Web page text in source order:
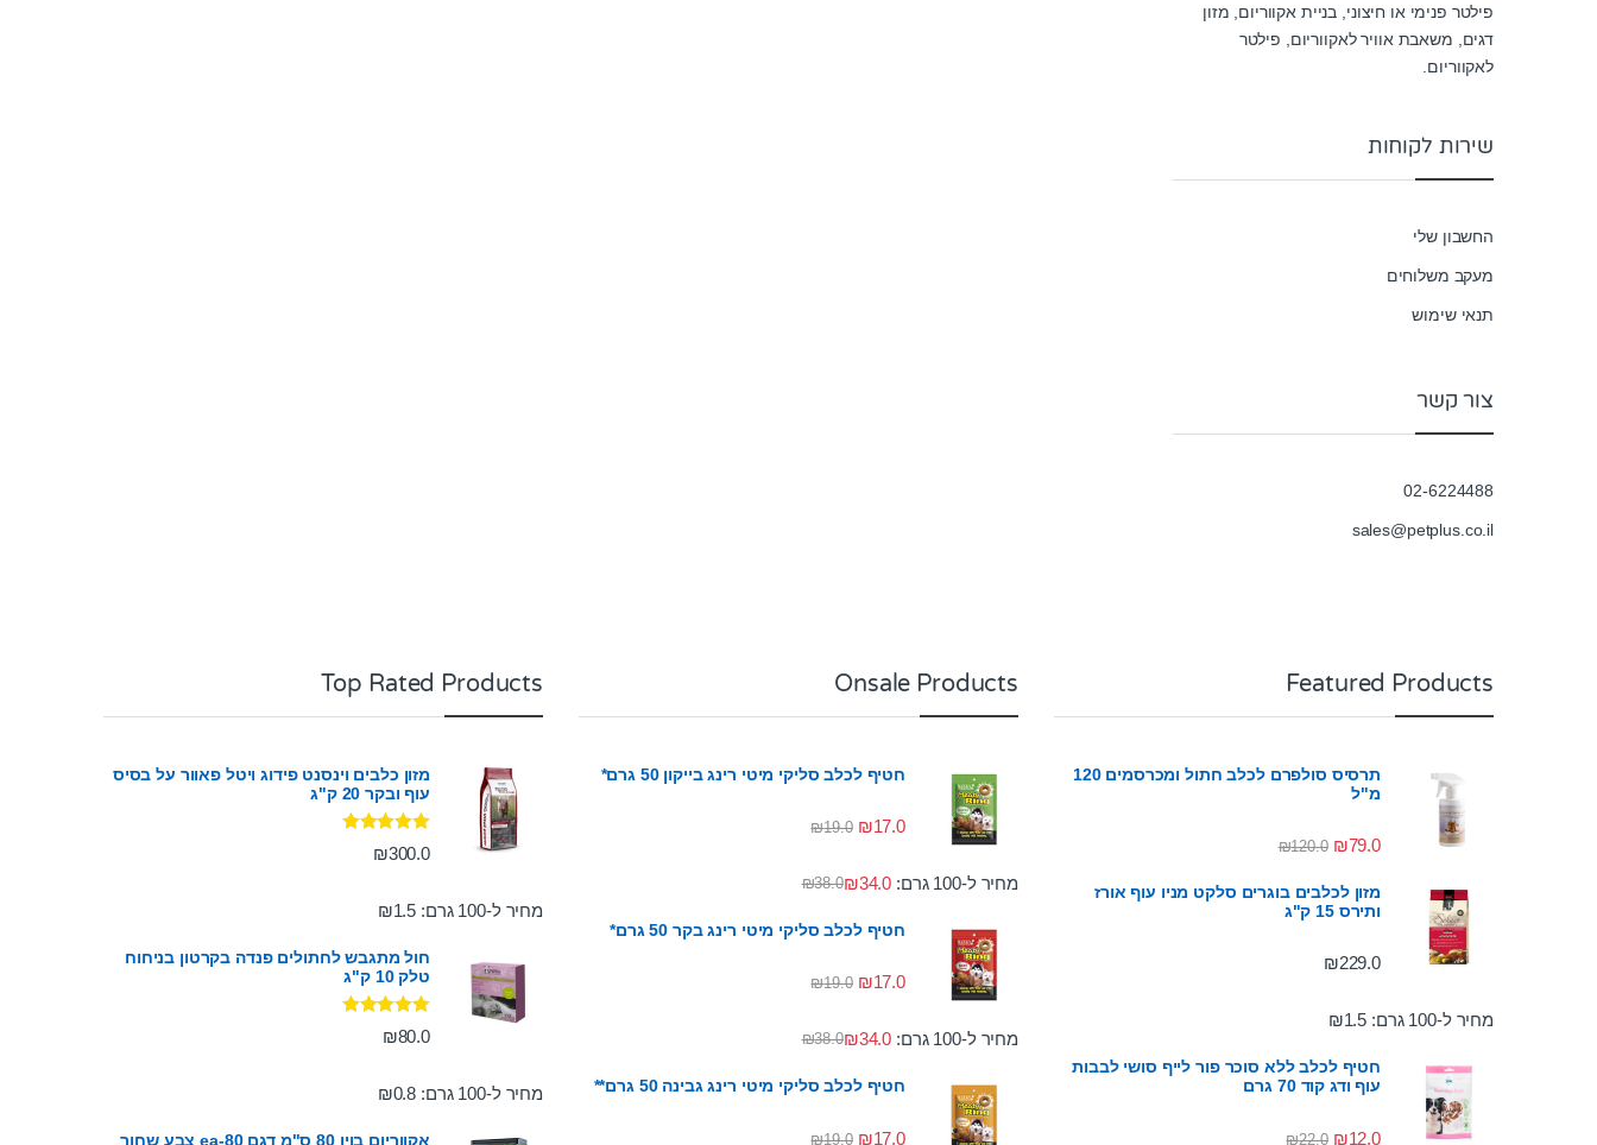
פילטר פנימי או חיצוני, בניית אקווריום, מזון
דגים, משאבת אוויר לאקווריום, פילטר
לאקווריום.
שירות לקוחות
החשבון שלי
מעקב משלוחים
תנאי שימוש
צור קשר
02-6224488
sales@petplus.co.il
Featured Products
תרסיס סולפרם לכלב חתול ומכרסמים 120
מ"ל
₪79.0
₪120.0
מזון לכלבים בוגרים סלקט מניו עוף אורז
ותירס 15 ק"ג
₪229.0
מחיר ל-100 גרם: ₪1.5
חטיף לכלב ללא סוכר פור לייף סושי לבבות
עוף ודג קוד 70 גרם
₪12.0
₪22.0
Onsale Products
חטיף לכלב סליקי מיטי רינג בייקון 50 גרם*
₪17.0
₪19.0
מחיר ל-100 גרם: ₪38.0₪34.0
חטיף לכלב סליקי מיטי רינג בקר 50 גרם*
₪17.0
₪19.0
מחיר ל-100 גרם: ₪38.0₪34.0
חטיף לכלב סליקי מיטי רינג גבינה 50 גרם**
₪17.0
₪19.0
Top Rated Products
מזון כלבים וינסנט פידוג ויטל פאוור על בסיס
עוף ובקר 20 ק"ג
דורג5.00
מתוך 5 ₪300.0
מחיר ל-100 גרם: ₪1.5
חול מתגבש לחתולים פנדה בקרטון בניחוח
טלק 10 ק"ג
דורג
מתוך 5₪80.0
מחיר ל-100 גרם: ₪0.8
אקווריום בויו 80 ס"מ דגם ea-80 צבע שחור